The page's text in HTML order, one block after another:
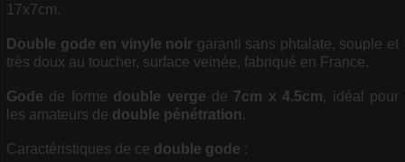
17x7cm.
Double gode en vinyle noir garanti sans phtalate, souple et
très doux au toucher, surface veinée, fabriqué en France.
Gode de forme double verge de 7cm x 4.5cm, idéal pour
les amateurs de double pénétration.
Caractéristiques de ce double gode :